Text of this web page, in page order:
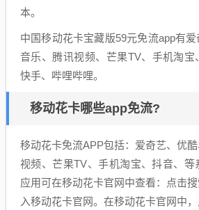
本。
中国移动花卡宝藏版59元免流app有
音乐、腾讯视频、芒果TV、手机淘宝
快手、哔哩哔哩。
移动花卡哪些app免流?
移动花卡免流APP包括：爱奇艺、优
视频、芒果TV、手机淘宝、抖音、
应用可在移动花卡官网中查看：点击
入移动花卡官网。在移动花卡官网中，